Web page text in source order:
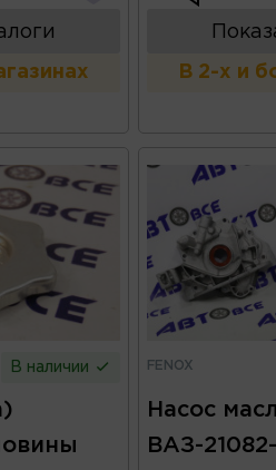
В 2-х и
В наличии FENOX
Насос
ВАЗ-21082-